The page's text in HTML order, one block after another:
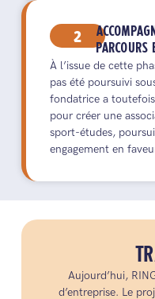
2
PARCOURS
À l’issue de cette
pas été poursuivi
fondatrice a
pour créer une
sport-études,
engagement en
Aujourd’hui,
d’entreprise. Le